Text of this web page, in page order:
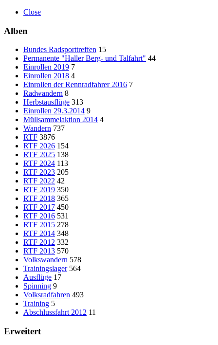
Close
Alben
Bundes Radsporttreffen 15
Permanente "Haller Berg- und Talfahrt" 44
Einrollen 2019 7
Einrollen 2018 4
Einrollen der Rennradfahrer 2016 7
Radwandern 8
Herbstausflüge 313
Einrollen 29.3.2014 9
Müllsammelaktion 2014 4
Wandern 737
RTF 3876
RTF 2026 154
RTF 2025 138
RTF 2024 113
RTF 2023 205
RTF 2022 42
RTF 2019 350
RTF 2018 365
RTF 2017 450
RTF 2016 531
RTF 2015 278
RTF 2014 348
RTF 2012 332
RTF 2013 570
Volkswandern 578
Trainingslager 564
Ausflüge 17
Spinning 9
Volksradfahren 493
Training 5
Abschlussfahrt 2012 11
Erweitert